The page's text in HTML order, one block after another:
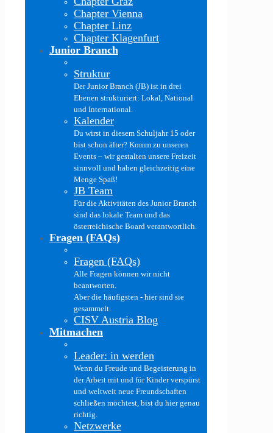
Chapter Vienna
Chapter Linz
Chapter Klagenfurt
Junior Branch
Struktur
Der Junior Branch (JB) ist in drei
Ebenen strukturiert: Lokal, National
und International.
Kalender
Du wirst in diesem Schuljahr 15 oder
bist schon älter? Komm zu unseren
Events – wir gestalten unsere Freizeit
sinnvoll und haben gleichzeitig eine
Menge Spaß!
JB Team
Für die Aktivitäten des Junior Branch
sind das lokale Team und das
österreichische Board verantwortlich.
Fragen (FAQs)
Fragen (FAQs)
Alle Fragen können wir nicht
beantworten.
Aber die häufigsten - hier sind sie
gesammelt.
CISV Austria Blog
Mitmachen
Leader: in werden
Wenn du Freude und Begeisterung in
der Arbeit mit und für Kinder verspürst
und weltweit neue Freundschaften
schließen möchtest, bist du hier genau
richtig.
Netzwerke